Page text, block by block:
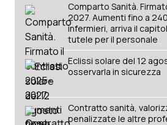
Comparto Sanità.
2027. Aumenti fino a
infermieri, arriva il
tutele per il personale
Eclissi solare del 12
osservarla in sicurezza
Contratto sanità,
penalizzate le altre